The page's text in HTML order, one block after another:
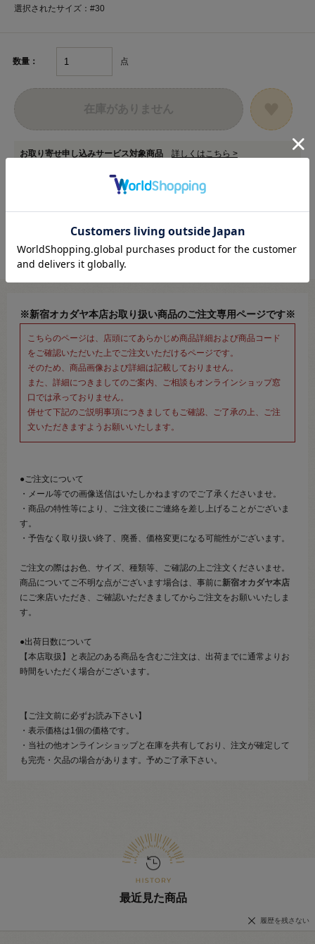
選択されたサイズ：#30
数量： 点
在庫がありません
お取り寄せ申し込みサービス対象商品 詳しくはこちら >
※新宿オカダヤ本店お取り扱い商品のご注文専用ページです※
こちらのページは、店頭にてあらかじめ商品詳細および商品コード
をご確認いただいた上でご注文いただけるページです。
そのため、商品画像および詳細は記載しておりません。
また、詳細につきましてのご案内、ご相談もオンラインショップ窓
口では承っておりません。
併せて下記のご説明事項につきましてもご確認、ご了承の上、ご注
文いただきますようお願いいたします。
●ご注文について
・メール等での画像送信はいたしかねますのでご了承くださいませ。
・商品の特性等により、ご注文後にご連絡を差し上げることがございま
す。
・予告なく取り扱い終了、廃番、価格変更になる可能性がございます。
ご注文の際はお色、サイズ、種類等、ご確認の上ご注文くださいませ。
商品についてご不明な点がございます場合は、事前に新宿オカダヤ本店
にご来店いただき、ご確認いただきましてからご注文をお願いいたしま
す。
●出荷日数について
【本店取扱】と表記のある商品を含むご注文は、出荷までに通常よりお
時間をいただく場合がございます。
【ご注文前に必ずお読み下さい】
・表示価格は1個の価格です。
・当社の他オンラインショップと在庫を共有しており、注文が確定して
も完売・欠品の場合があります。予めご了承下さい。
最近見た商品
履歴を残さない